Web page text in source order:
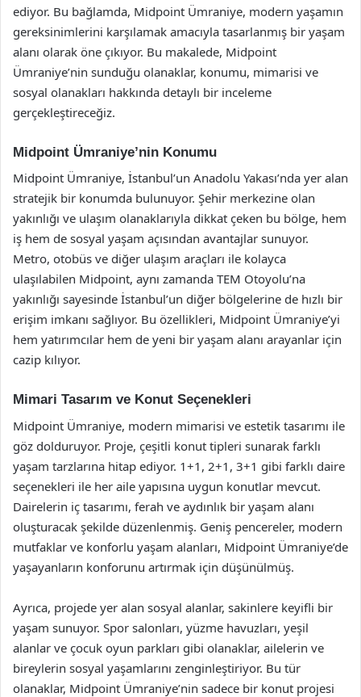
ediyor. Bu bağlamda, Midpoint Ümraniye, modern yaşamın
gereksinimlerini karşılamak amacıyla tasarlanmış bir yaşam
alanı olarak öne çıkıyor. Bu makalede, Midpoint
Ümraniye’nin sunduğu olanaklar, konumu, mimarisi ve
sosyal olanakları hakkında detaylı bir inceleme
gerçekleştireceğiz.
Midpoint Ümraniye’nin Konumu
Midpoint Ümraniye, İstanbul’un Anadolu Yakası’nda yer alan
stratejik bir konumda bulunuyor. Şehir merkezine olan
yakınlığı ve ulaşım olanaklarıyla dikkat çeken bu bölge, hem
iş hem de sosyal yaşam açısından avantajlar sunuyor.
Metro, otobüs ve diğer ulaşım araçları ile kolayca
ulaşılabilen Midpoint, aynı zamanda TEM Otoyolu’na
yakınlığı sayesinde İstanbul’un diğer bölgelerine de hızlı bir
erişim imkanı sağlıyor. Bu özellikleri, Midpoint Ümraniye’yi
hem yatırımcılar hem de yeni bir yaşam alanı arayanlar için
cazip kılıyor.
Mimari Tasarım ve Konut Seçenekleri
Midpoint Ümraniye, modern mimarisi ve estetik tasarımı ile
göz dolduruyor. Proje, çeşitli konut tipleri sunarak farklı
yaşam tarzlarına hitap ediyor. 1+1, 2+1, 3+1 gibi farklı daire
seçenekleri ile her aile yapısına uygun konutlar mevcut.
Dairelerin iç tasarımı, ferah ve aydınlık bir yaşam alanı
oluşturacak şekilde düzenlenmiş. Geniş pencereler, modern
mutfaklar ve konforlu yaşam alanları, Midpoint Ümraniye’de
yaşayanların konforunu artırmak için düşünülmüş.
Ayrıca, projede yer alan sosyal alanlar, sakinlere keyifli bir
yaşam sunuyor. Spor salonları, yüzme havuzları, yeşil
alanlar ve çocuk oyun parkları gibi olanaklar, ailelerin ve
bireylerin sosyal yaşamlarını zenginleştiriyor. Bu tür
olanaklar, Midpoint Ümraniye’nin sadece bir konut projesi